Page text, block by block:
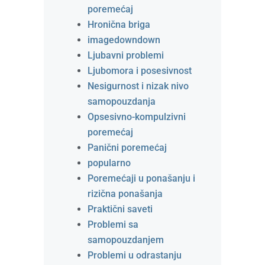
poremećaj
Hronična briga
imagedowndown
Ljubavni problemi
Ljubomora i posesivnost
Nesigurnost i nizak nivo
samopouzdanja
Opsesivno-kompulzivni
poremećaj
Panični poremećaj
popularno
Poremećaji u ponašanju i
rizična ponašanja
Praktični saveti
Problemi sa
samopouzdanjem
Problemi u odrastanju